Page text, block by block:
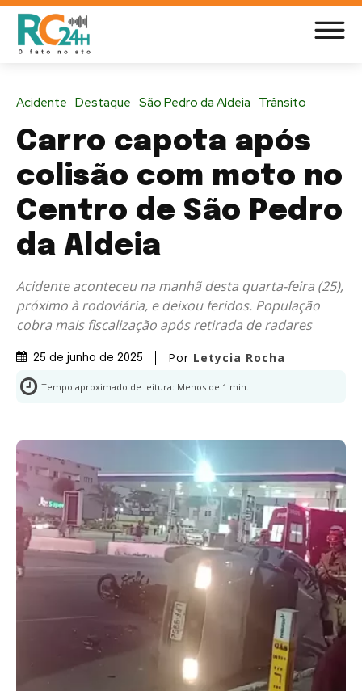
Acidente Destaque São Pedro da Aldeia Trânsito
Carro capota após
colisão com moto no
Centro de São Pedro
da Aldeia
Acidente aconteceu na manhã desta quarta-feira (25),
próximo à rodoviária, e deixou feridos. População
cobra mais fiscalização após retirada de radares
25 de junho de 2025 Por Letycia Rocha
Tempo aproximado de leitura: Menos de 1 min.